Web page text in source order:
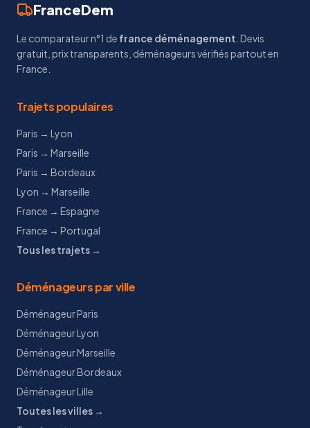
FranceDem
Le comparateur n°1 de france déménagement . Devis
gratuit, prix transparents, déménageurs vérifiés partout en
France.
Trajets populaires
Paris → Lyon
Paris → Marseille
Paris → Bordeaux
Lyon → Marseille
France → Espagne
France → Portugal
Tous les trajets →
Déménageurs par ville
Déménageur Paris
Déménageur Lyon
Déménageur Marseille
Déménageur Bordeaux
Déménageur Lille
Toutes les villes →